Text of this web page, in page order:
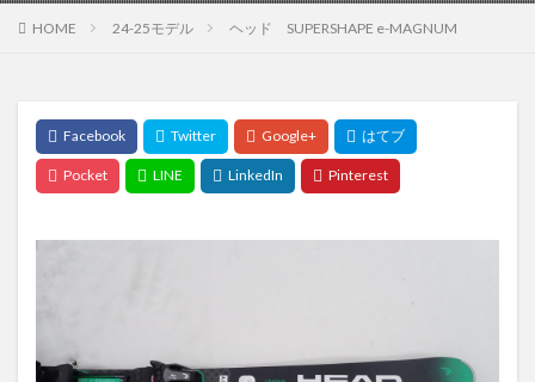
HOME 24-25モデル ヘッド SUPERSHAPE e-MAGNUM